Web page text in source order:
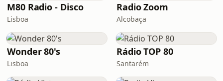
M80 Radio - Disco
Lisboa
Radio Zoom
Alcobaça
Wonder 80's
Lisboa
Rádio TOP 80
Santarém